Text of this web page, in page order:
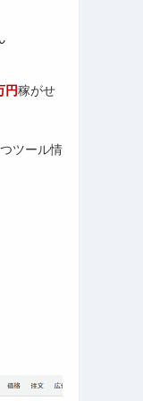
円稼がせ
ツール情